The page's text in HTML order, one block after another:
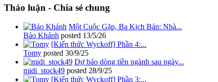
Thảo luận - Chia sẻ chung
Một Cuộc Gặp, Ba Kịch Bản: Nhà...
Bảo Khánh posted 13/5/26
[Kiến thức Wyckoff] Phần 4:...
Tomy posted 30/9/25
Dự báo dòng tiền ngành sau ngày...
midi_stock49 posted 28/9/25
[Kiến thức Wyckoff] Phần 3:...